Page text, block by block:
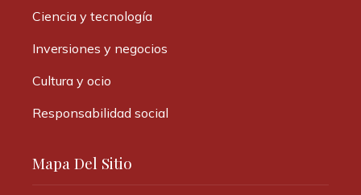
Ciencia y tecnología
Inversiones y negocios
Cultura y ocio
Responsabilidad social
Mapa Del Sitio